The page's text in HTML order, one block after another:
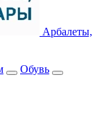
Арбалеты,
Обувь